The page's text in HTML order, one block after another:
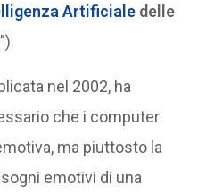
Artificiale delle
nel 2002, ha
che i computer
ma piuttosto la
emotivi di una